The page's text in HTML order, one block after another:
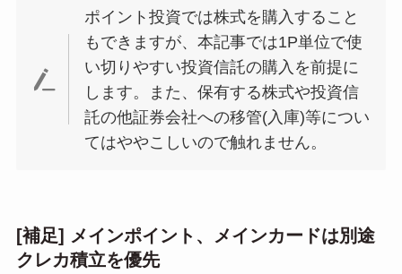
ポイント投資では株式を購入すること
もできますが、本記事では1P単位で使
い切りやすい投資信託の購入を前提に
します。また、保有する株式や投資信
託の他証券会社への移管(入庫)等につい
てはややこしいので触れません。
[補足] メインポイント、メインカードは別途
クレカ積立を優先